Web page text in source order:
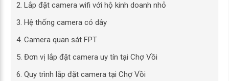
2. Lắp đặt camera wifi với hộ kinh doanh nhỏ
3. Hệ thống camera có dây
4. Camera quan sát FPT
5. Đơn vị lắp đặt camera uy tín tại Chợ Vồi
6. Quy trình lắp đặt camera tại Chợ Vồi